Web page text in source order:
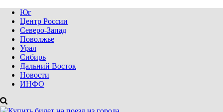
Юг
Центр России
Северо-Запад
Поволжье
Урал
Сибирь
Дальний Восток
Новости
ИНФО